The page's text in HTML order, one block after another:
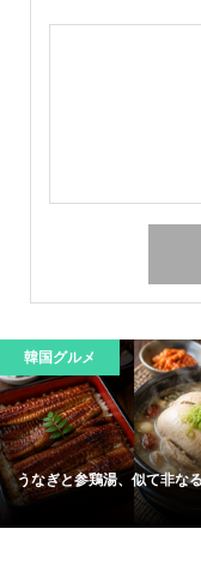
韓国グルメ
うなぎと参鶏湯、似て非な